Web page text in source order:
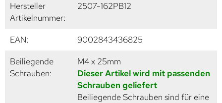
Hersteller
Artikelnummer:
2507-162PB12
EAN:
9002843436825
Beiliegende
Schrauben:
M4 x 25mm
Dieser Artikel wird mit passenden
Schrauben geliefert
Beiliegende Schrauben sind für eine